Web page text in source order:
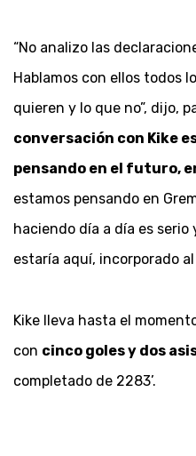
“No analizo las
Hablamos con ellos todos
quieren y lo que no”, dijo,
conversación con Kike
pensando en el futuro,
estamos pensando en
haciendo día a día es
estaría aquí, incorporado al
Kike lleva hasta el
con cinco goles y dos
completado de 2283’.